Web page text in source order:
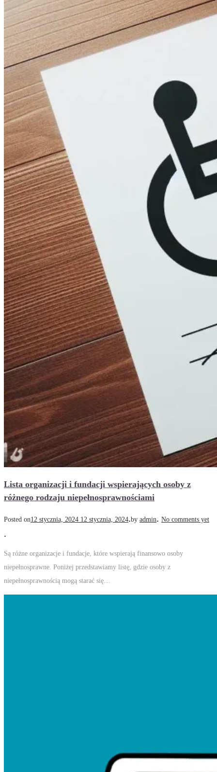
Lista organizacji i fundacji wspierających osoby z
różnego rodzaju niepełnosprawnościami
Posted on12 stycznia, 2024 12 stycznia, 2024.by admin. No comments yet
.
Są różne organizacje i fundacje, które wspierają finansowo osoby
niepełnosprawne. Poniżej przedstawiamy listę, gdzie osoby z
niepełnosprawnością mogą starać się…